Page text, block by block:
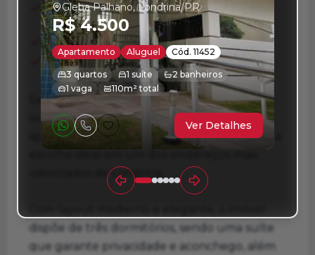
Gleba Palhano, Londrina/PR
R$ 4.500
Apartamento Aluguel Cód. 11452
3 quartos 1 suíte
2 banheiros
1 vaga
110m² total
Ver Detalhes
Sacada
Sacada Com
Churrasqueira
Sala Jantar
Sala T V
Split
Vista Panoramica
Se você busca sofisticação, conforto e
localização estratégica para sua família, este
apartamento na Gleba Palhano representa a
valorizados de Londrina.
dispõe de três dormitórios, sendo uma suíte
que garante privacidade e aconchego, além